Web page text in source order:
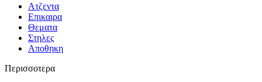
Ατζεντα
Επικαιρα
Θεματα
Στηλες
Αποθηκη
Περισσοτερα